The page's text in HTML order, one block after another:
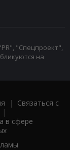
"Спецпроект",
на
| Связаться с
|
в сфере